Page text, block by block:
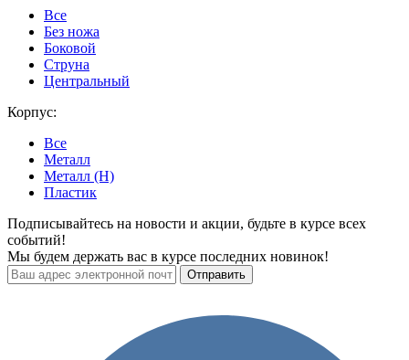
Все
Без ножа
Боковой
Струна
Центральный
Корпус:
Все
Металл
Металл (H)
Пластик
Подписывайтесь на новости и акции, будьте в курсе всех
событий!
Мы будем держать вас в курсе последних новинок!